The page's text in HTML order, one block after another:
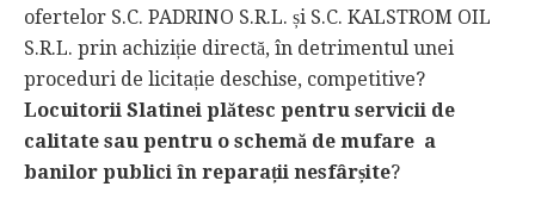
ofertelor S.C. PADRINO S.R.L. și S.C. KALSTROM OIL
S.R.L. prin achiziție directă, în detrimentul unei
proceduri de licitație deschise, competitive?
Locuitorii Slatinei plătesc pentru servicii de
calitate sau pentru o schemă de mufare a
banilor publici în reparații nesfârșite?